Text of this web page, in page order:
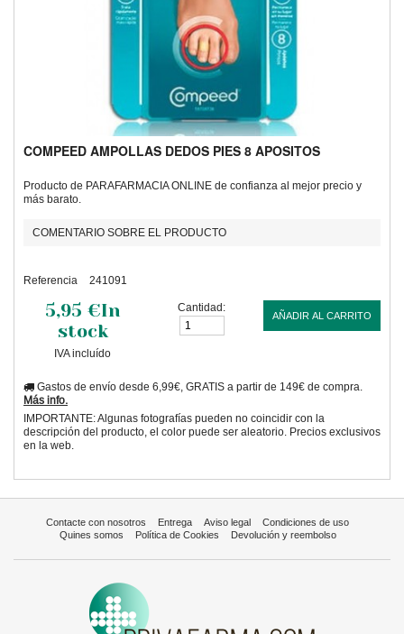
COMPEED AMPOLLAS DEDOS PIES 8 APOSITOS
Producto de PARAFARMACIA ONLINE de confianza al mejor precio y
más barato.
COMENTARIO SOBRE EL PRODUCTO
Referencia 241091
5,95 €In
stock
IVA incluído
Cantidad:
AÑADIR AL CARRITO
Gastos de envío desde 6,99€, GRATIS a partir de 149€ de compra.
Más info.
IMPORTANTE: Algunas fotografías pueden no coincidir con la
descripción del producto, el color puede ser aleatorio. Precios exclusivos
en la web.
Contacte con nosotros Entrega Aviso legal
Condiciones de uso
Quines somos
Política de Cookies Devolución y reembolso